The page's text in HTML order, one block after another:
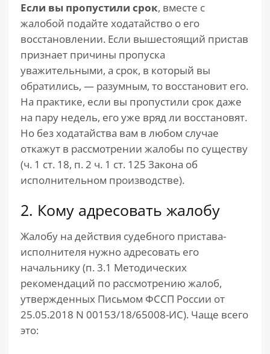
Если вы пропустили срок, вместе с
жалобой подайте ходатайство о его
восстановлении. Если вышестоящий пристав
признает причины пропуска
уважительными, а срок, в который вы
обратились, — разумным, то восстановит его.
На практике, если вы пропустили срок даже
на пару недель, его уже вряд ли восстановят.
Но без ходатайства вам в любом случае
откажут в рассмотрении жалобы по существу
(ч. 1 ст. 18, п. 2 ч. 1 ст. 125 Закона об
исполнительном производстве).
2. Кому адресовать жалобу
Жалобу на действия судебного пристава-
исполнителя нужно адресовать его
начальнику (п. 3.1 Методических
рекомендаций по рассмотрению жалоб,
утвержденных Письмом ФССП России от
25.05.2018 N 00153/18/65008-ИС). Чаще всего
это: